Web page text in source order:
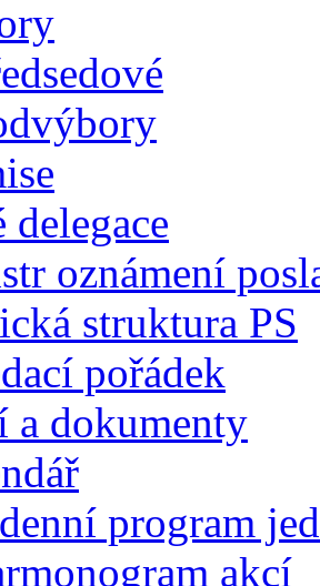
delegace
oznámení
struktura PS
pořádek
a dokumenty
program
akcí